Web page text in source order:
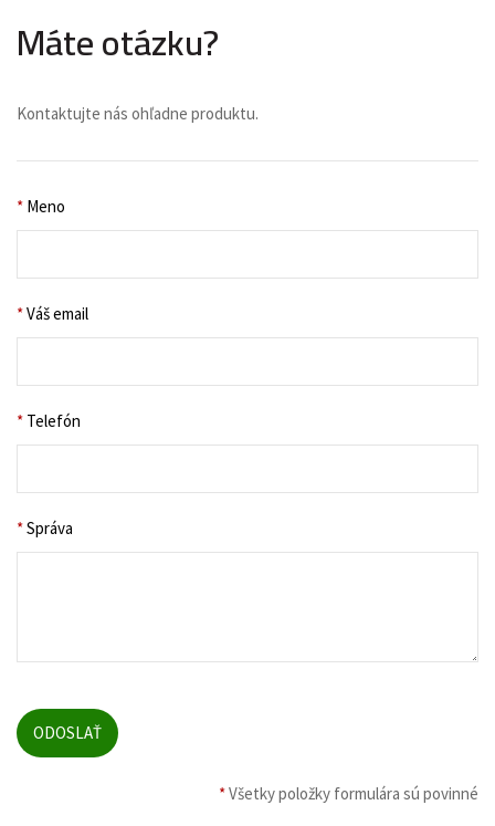
Máte otázku?
Kontaktujte nás ohľadne produktu.
* Meno
*Váš email
* Telefón
*Správa
*Všetky položky formulára sú povinné